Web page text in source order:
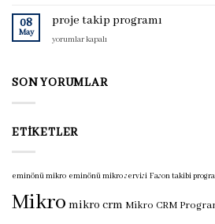
programı
için
08
May
proje takip programı
proje
için
yorumlar kapalı
SON YORUMLAR
ETIKETLER
eminönü mikro eminönü mikro servisi Fason takibi
Mikro mikro crm Mikro CRM